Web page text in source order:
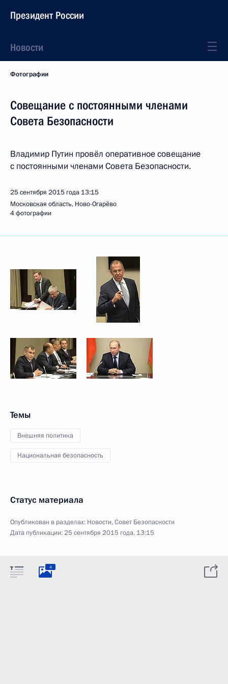
Президент России
Новости
Фотографии
Совещание с постоянными членами
Совета Безопасности
Владимир Путин провёл оперативное совещание
с постоянными членами Совета Безопасности.
25 сентября 2015 года 13:15
Московская область, Ново-Огарёво
4 фотографии
Темы
Внешняя политика
Национальная безопасность
Статус материала
Опубликован в разделах: Новости,Совет Безопасности
Дата публикации:25 сентября 2015 года, 13:15
4